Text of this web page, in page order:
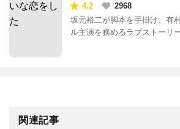
4.2
2968
坂元裕二が脚本を手掛け、有
ル主演を務めるラブストーリ
関連記事